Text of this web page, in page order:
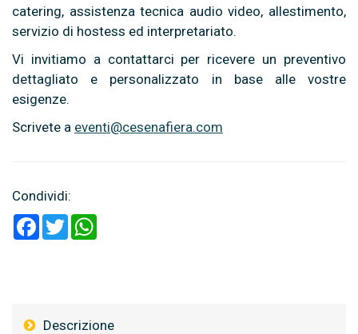
catering, assistenza tecnica audio video, allestimento,
servizio di hostess ed interpretariato.
Vi invitiamo a contattarci per ricevere un preventivo
dettagliato e personalizzato in base alle vostre
esigenze.
Scrivete a eventi@cesenafiera.com
Condividi:
Facebook
Twitter
Descrizione